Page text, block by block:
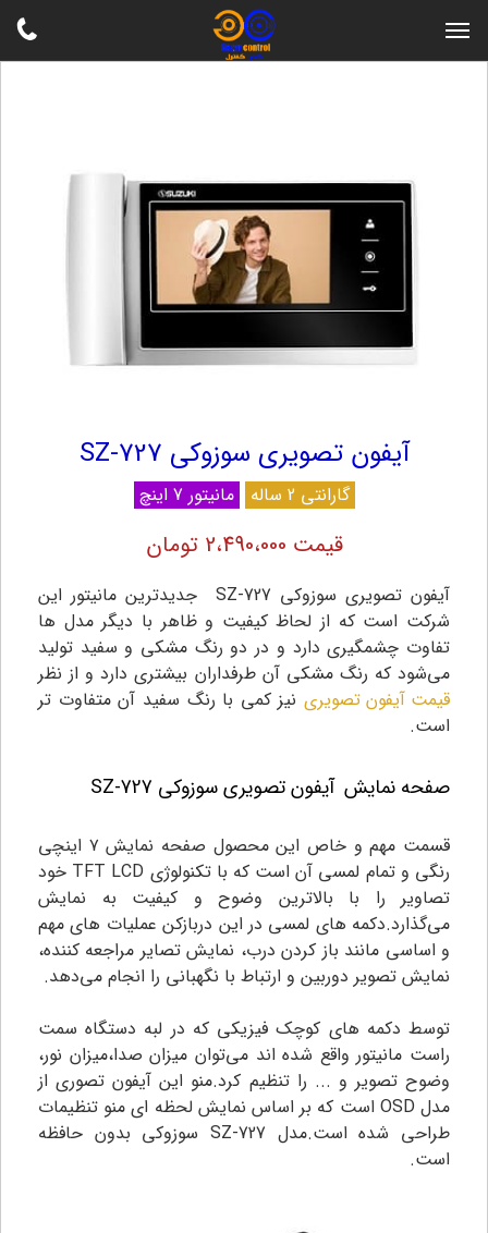
آیفون تصویری سوزوکی SZ-727
گارانتی 2 ساله مانیتور 7 اینچ
قیمت 2،490،000 تومان
آیفون تصویری سوزوکی SZ-727 جدیدترین مانیتور این
شرکت است که از لحاظ کیفیت و ظاهر با دیگر مدل ها
تفاوت چشمگیری دارد و در دو رنگ مشکی و سفید تولید
می‌شود که رنگ مشکی آن طرفداران بیشتری دارد و از نظر
قیمت آیفون تصویری نیز کمی با رنگ سفید آن متفاوت تر
است.
صفحه نمایش آیفون تصویری سوزوکی SZ-727
قسمت مهم و خاص این محصول صفحه نمایش ۷ اینچی
رنگی و تمام لمسی آن است که با تکنولوژی TFT LCD خود
تصاویر را با بالاترین وضوح و کیفیت به نمایش
می‌گذارد.دکمه های لمسی در این دربازکن عملیات های مهم
و اساسی مانند باز کردن درب، نمایش تصایر مراجعه کننده،
نمایش تصویر دوربین و ارتباط با نگهبانی را انجام می‌دهد.
توسط دکمه های کوچک فیزیکی که در لبه دستگاه سمت
راست مانیتور واقع شده اند می‌توان میزان صدا،میزان نور،
وضوح تصویر و ... را تنظیم کرد.منو این آیفون تصوری از
مدل OSD است که بر اساس نمایش لحظه ای منو تنظیمات
طراحی شده است.مدل SZ-727 سوزوکی بدون حافظه
است.